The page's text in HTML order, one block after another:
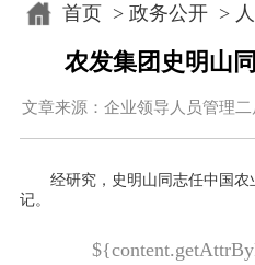
首页> 政务公开>
农发集团史明山
文章来源：企业领导人员管
经研究，史明山同志任中国
记。